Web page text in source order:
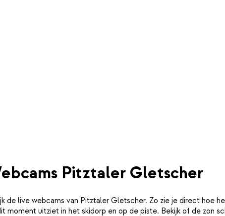
Pitztaler Gletscher
de live webcams van Pitztaler Gletscher. Zo zie je direct hoe
moment uitziet in het skidorp en op de piste. Bekijk of de zon